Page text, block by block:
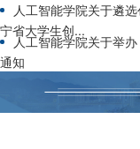
人工智能学院关于遴
宁省大学生创...
人工智能学院关于举
通知